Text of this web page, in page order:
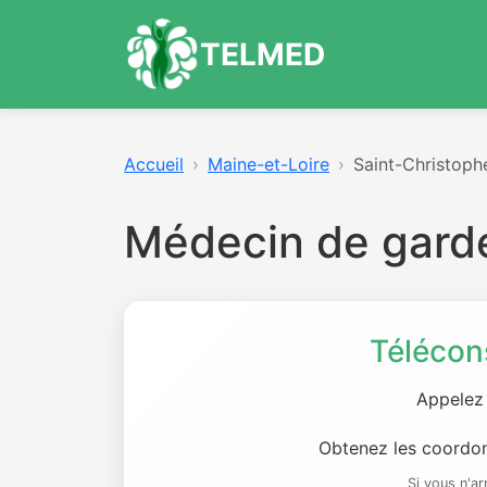
TELMED
Accueil Maine-et-Loire Saint-
Médecin de
Obtenez les
Si vous